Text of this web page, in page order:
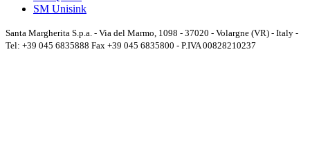
SM Unisink
Santa Margherita S.p.a. - Via del Marmo, 1098 - 37020 - Volargne (VR) - Italy -
Tel: +39 045 6835888 Fax +39 045 6835800 - P.IVA 00828210237